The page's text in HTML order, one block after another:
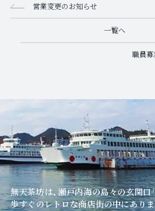
営業変更のお知らせ
一覧へ
職員
無天茶坊は、瀬戸内海の島々の玄関口
歩すぐのレトロな商店街の中にあり